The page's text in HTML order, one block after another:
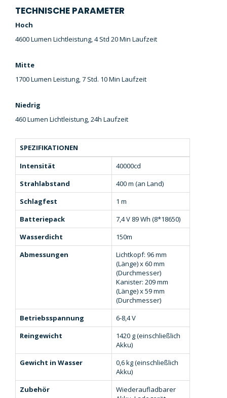
TECHNISCHE PARAMETER
Hoch
4600 Lumen Lichtleistung, 4 Std 20 Min Laufzeit
Mitte
1700 Lumen Leistung, 7 Std. 10 Min Laufzeit
Niedrig
460 Lumen Lichtleistung, 24h Laufzeit
SPEZIFIKATIONEN
Intensität
40000cd
Strahlabstand
400 m (an Land)
Schlagfest
1 m
Batteriepack
7,4 V 89 Wh (8*18650)
Wasserdicht
150m
Abmessungen
Lichtkopf: 96 mm
(Länge) x 60 mm
(Durchmesser)
Kanister: 209 mm
(Länge) x 59 mm
(Durchmesser)
Betriebsspannung
6-8,4 V
Reingewicht
1420 g (einschließlich
Akku)
Gewicht in Wasser
0,6 kg (einschließlich
Akku)
Zubehör
Wiederaufladbarer